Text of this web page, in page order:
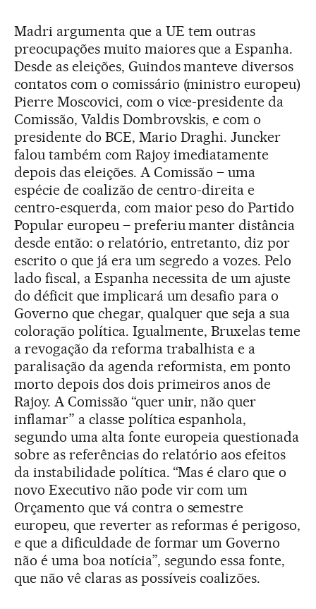
Madri argumenta que a UE tem outras
preocupações muito maiores que a Espanha.
Desde as eleições, Guindos manteve diversos
contatos com o comissário (ministro europeu)
Pierre Moscovici, com o vice-presidente da
Comissão, Valdis Dombrovskis, e com o
presidente do BCE, Mario Draghi. Juncker
falou também com Rajoy imediatamente
depois das eleições. A Comissão – uma
espécie de coalizão de centro-direita e
centro-esquerda, com maior peso do Partido
Popular europeu – preferiu manter distância
desde então: o relatório, entretanto, diz por
escrito o que já era um segredo a vozes. Pelo
lado fiscal, a Espanha necessita de um ajuste
do déficit que implicará um desafio para o
Governo que chegar, qualquer que seja a sua
coloração política. Igualmente, Bruxelas teme
a revogação da reforma trabalhista e a
paralisação da agenda reformista, em ponto
morto depois dos dois primeiros anos de
Rajoy. A Comissão “quer unir, não quer
inflamar” a classe política espanhola,
segundo uma alta fonte europeia questionada
sobre as referências do relatório aos efeitos
da instabilidade política. “Mas é claro que o
novo Executivo não pode vir com um
Orçamento que vá contra o semestre
europeu, que reverter as reformas é perigoso,
e que a dificuldade de formar um Governo
não é uma boa notícia”, segundo essa fonte,
que não vê claras as possíveis coalizões.